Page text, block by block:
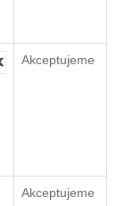
Akceptujeme
Akceptujeme